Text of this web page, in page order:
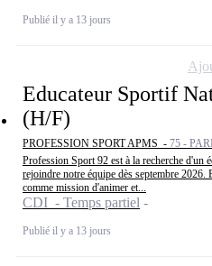
Publié il y a 13 jours
Educateur Sportif
(H/F)
PROFESSION SPORT APMS - 75 -
Profession Sport 92 est à la recherche
rejoindre notre équipe dès septembre
comme mission d'animer et...
CDI - Temps partiel
Publié il y a 13 jours